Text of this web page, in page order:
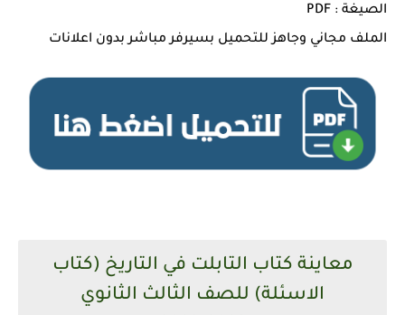
الصيغة : PDF
الملف مجاني وجاهز للتحميل بسيرفر مباشر بدون اعلانات
معاينة كتاب التابلت في التاريخ (كتاب
الاسئلة) للصف الثالث الثانوي